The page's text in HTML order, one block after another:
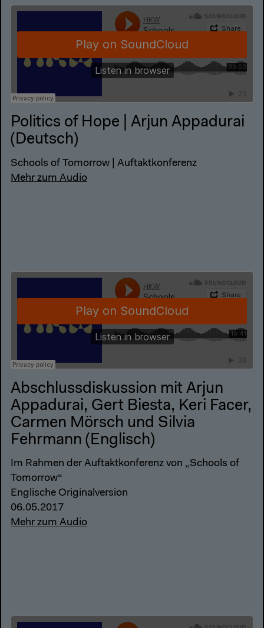
Politics of Hope | Arjun Appadurai
(Deutsch)
Schools of Tomorrow | Auftaktkonferenz
Mehr zum Audio
Abschlussdiskussion mit Arjun
Appadurai, Gert Biesta, Keri Facer,
Carmen Mörsch und Silvia
Fehrmann (Englisch)
Im Rahmen der Auftaktkonferenz von „Schools of
Tomorrow“
Englische Originalversion
06.05.2017
Mehr zum Audio